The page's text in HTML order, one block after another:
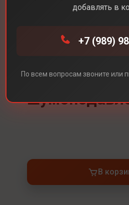
Наушники
AirPods 4
В
добавлять в
+7 (989)
По всем вопросам звоните или